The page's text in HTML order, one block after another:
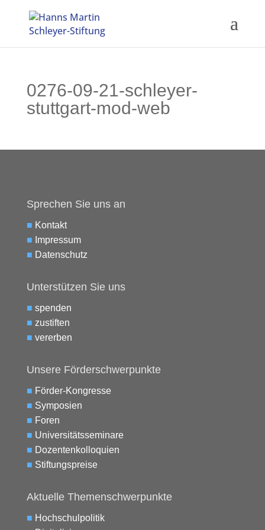
0276-09-21-schleyer-
stuttgart-mod-web
Sprechen Sie uns an
■ Kontakt
■ Impressum
■ Datenschutz
Unterstützen Sie uns
■ spenden
■ zustiften
■ vererben
Unsere Förderschwerpunkte
■ Förder-Kongresse
■ Symposien
■ Foren
■ Universitätsseminare
■ Dozentenkolloquien
■ Stiftungspreise
Aktuelle Themenschwerpunkte
■ Hochschulpolitik